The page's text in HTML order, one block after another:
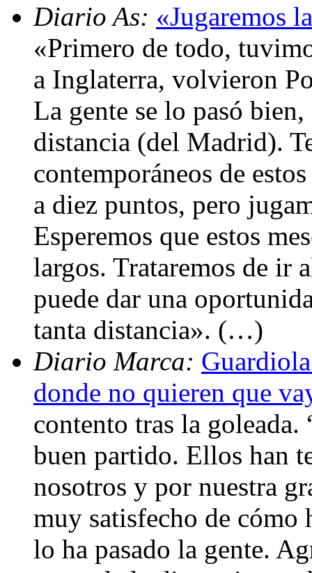
Diario As: «Jugaremos
«Primero de todo,
a Inglaterra, volvieron
La gente se lo pasó bien,
distancia (del Madrid).
contemporáneos de
a diez puntos, pero
Esperemos que estos
largos. Trataremos de ir
puede dar una
tanta distancia». (…)
Diario Marca:
donde no quieren que
contento tras la goleada.
buen partido. Ellos han
nosotros y por nuestra
muy satisfecho de cómo
lo ha pasado la gente.